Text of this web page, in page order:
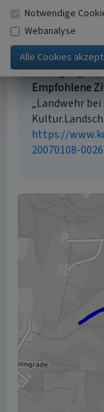
Der hier
geschützt.
Bedingungen,
Empfohlene
„Landwehr bei
https://
20070108-0026
Notwendige
Webanalyse